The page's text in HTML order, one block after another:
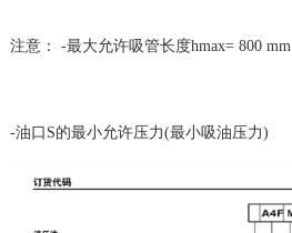
注意： -最大允许吸管长度hmax= 800 mm
-油口S的最小允许压力(最小吸油压力)